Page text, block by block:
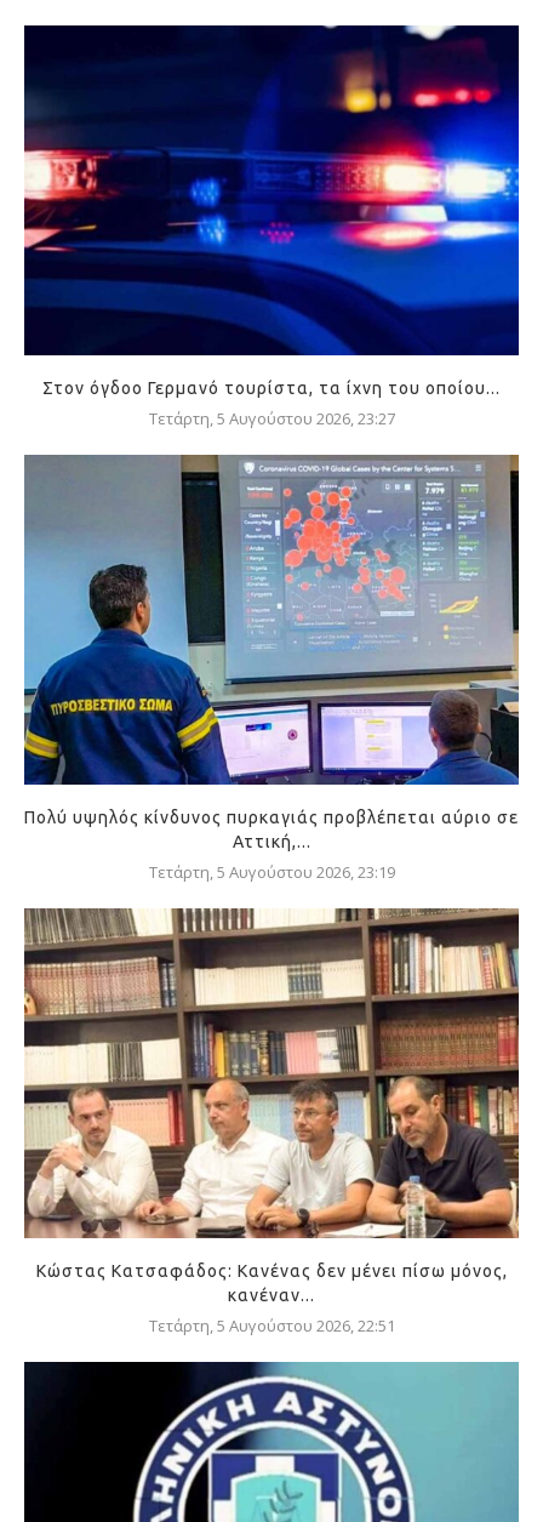
Στον όγδοο Γερμανό τουρίστα, τα ίχνη του οποίου...
Τετάρτη, 5 Αυγούστου 2026, 23:27
Πολύ υψηλός κίνδυνος πυρκαγιάς προβλέπεται αύριο σε
Αττική,...
Τετάρτη, 5 Αυγούστου 2026, 23:19
Κώστας Κατσαφάδος: Κανένας δεν μένει πίσω μόνος,
κανέναν...
Τετάρτη, 5 Αυγούστου 2026, 22:51